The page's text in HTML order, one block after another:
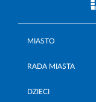
MIASTO
RADA MIASTA
DZIECI